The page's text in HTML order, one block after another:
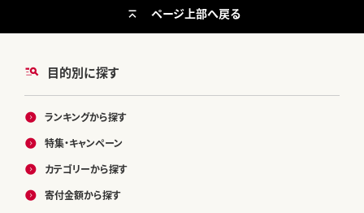
目的別に探す
ランキングから探す
特集・キャンペーン
カテゴリーから探す
寄付金額から探す
ページ上部へ戻る